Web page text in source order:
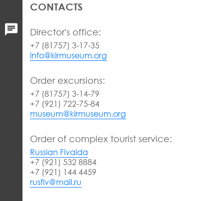
CONTACTS
Director's office:
+7 (81757) 3-17-35
info@kirmuseum.org
Order excursions:
+7 (81757) 3-14-79
+7 (921) 722-75-84
museum@kirmuseum.org
Order of complex tourist service:
Russian Fivaida
+7 (921) 532 8884
+7 (921) 144 4459
rusfiv@mail.ru